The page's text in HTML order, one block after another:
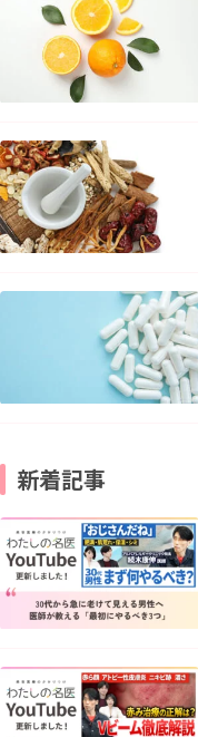
新着記事